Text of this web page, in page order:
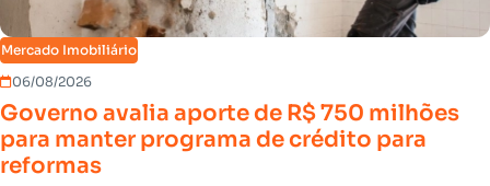
Mercado Imobiliário
06/08/2026
Governo avalia aporte de R$ 750 milhões
para manter programa de crédito para
reformas